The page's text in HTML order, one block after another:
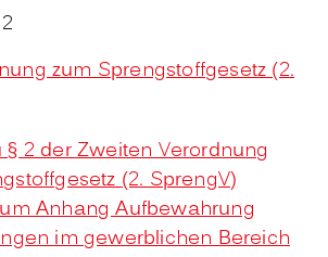
zum Sprengstoffgesetz (2.
2 der Zweiten Verordnung
(2. SprengV)
Anhang Aufbewahrung
im gewerblichen Bereich